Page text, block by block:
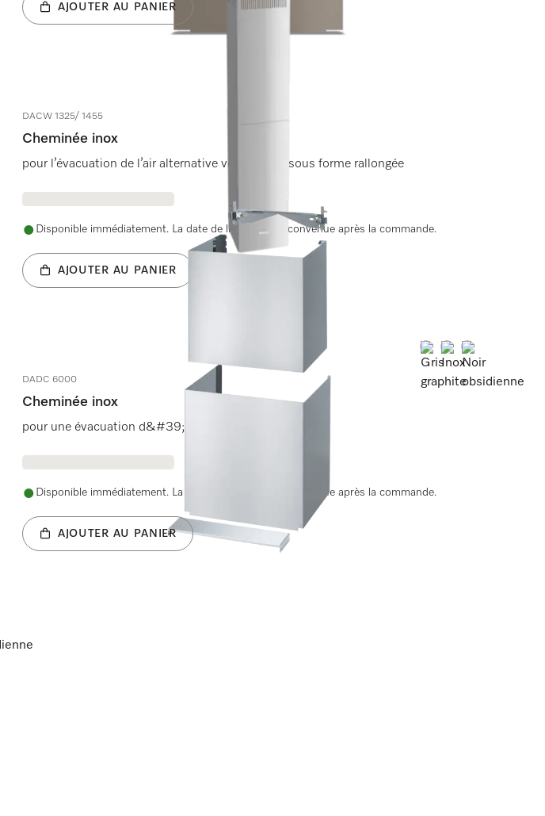
AJOUTER AU PANIER
DACW 1325/ 1455
Cheminée inox
pour l’évacuation de l’air alternative vers le haut sous forme rallongée
Disponible immédiatement. La date de livraison est convenue après la commande.
AJOUTER AU PANIER
Couleur:
Couleur:Couleur:
DADC 6000
Cheminée inox
pour une évacuation d&#39;air par le haut.
Disponible immédiatement. La date de livraison est convenue après la commande.
AJOUTER AU PANIER